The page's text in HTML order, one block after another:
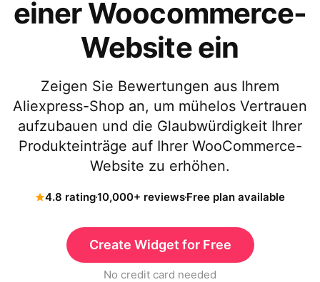
einer Woocommerce-
Website ein
Zeigen Sie Bewertungen aus Ihrem
Aliexpress-Shop an, um mühelos Vertrauen
aufzubauen und die Glaubwürdigkeit Ihrer
Produkteinträge auf Ihrer WooCommerce-
Website zu erhöhen.
4.8 rating10,000+ reviewsFree plan available
Create Widget for Free
No credit card needed